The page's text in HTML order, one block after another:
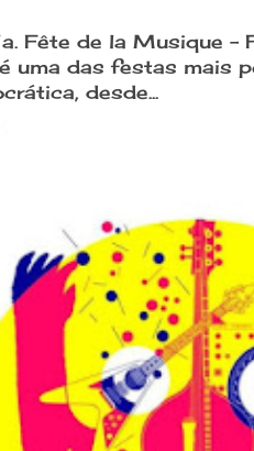
Fête de la Musique -
uma das festas mais
desde...